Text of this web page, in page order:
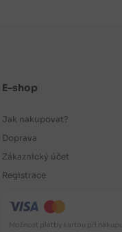
E-shop
Jak nakupovat?
Doprava
Zákaznický účet
Registrace
Možnost platby kartou při nákupu